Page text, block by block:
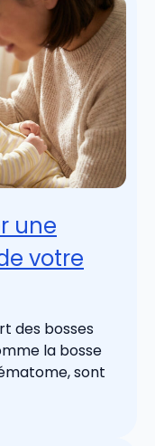
une
votre
des bosses
la bosse
sont